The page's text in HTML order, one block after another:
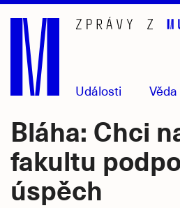
Přejít
hlavní
obsah
Události Věda
Bláha: Chci
fakultu
úspěch